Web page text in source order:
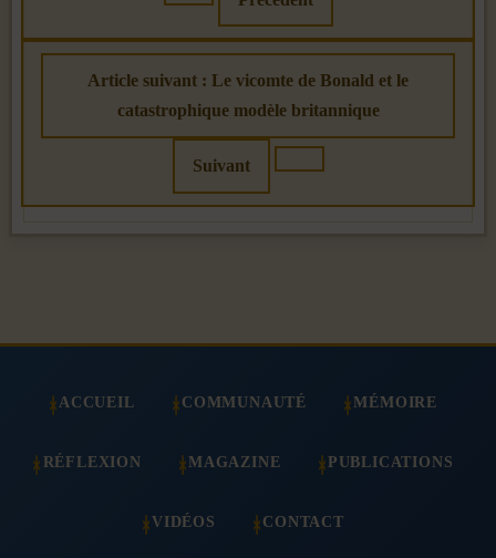
Article suivant : Le vicomte de Bonald et le
catastrophique modèle britannique
Suivant
ACCUEIL COMMUNAUTÉ MÉMOIRE
RÉFLEXION MAGAZINE PUBLICATIONS
VIDÉOS CONTACT